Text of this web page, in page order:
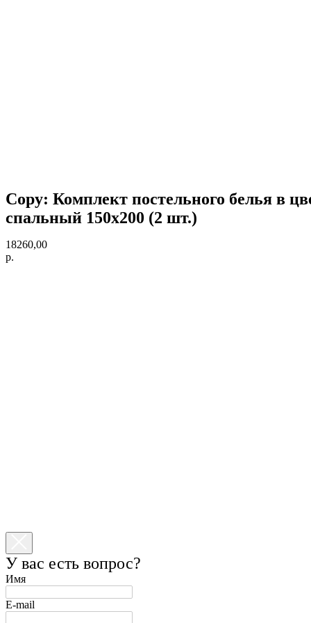
Copy: Комплект постельного белья в
спальный 150х200 (2 шт.)
18260,00
р.
У вас есть вопрос?
Имя
E-mail